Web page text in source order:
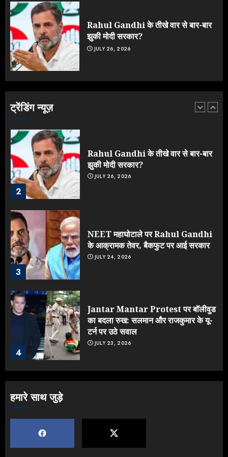
Rahul Gandhi के तीखे वार से बार-बार
झुकी मोदी सरकार?
JULY 26, 2026
ट्रेंडिंग न्यूज़
5
JULY 19, 2026
1
उड़ाए करोड़ों, टूट गया मोदी का रिकॉर्ड !
2
Rahul Gandhi के तीखे वार से बार-बार
झुकी मोदी सरकार?
JULY 26, 2026
3
NEET महाघोटाले पर Rahul Gandhi
के आक्रामक तेवर, बैकफुट पर आई सरकार
JULY 24, 2026
4
Jantar Mantar Protest पर बॉलीवुड
का बदला रुख: सलमान और राजकुमार के यू-
टर्न पर उठे सवाल
JULY 23, 2026
हमारे साथ जुड़े